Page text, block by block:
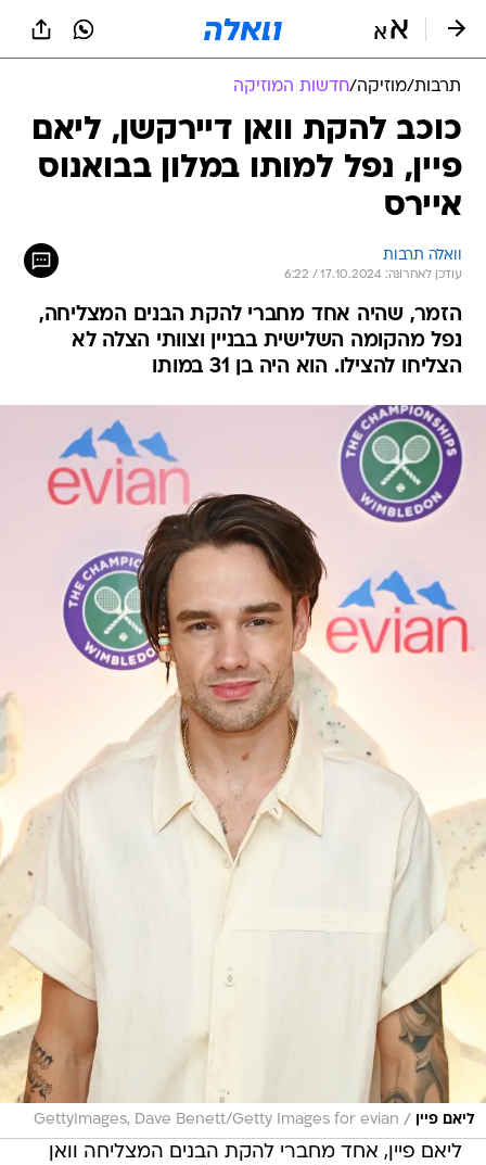
תרבות/מוזיקה/חדשות המוזיקה
כוכב להקת וואן דיירקשן, ליאם
פיין, נפל למותו במלון בבואנוס
איירס
וואלה תרבות
עודכן לאחרונה: 17.10.2024 / 6:22
הזמר, שהיה אחד מחברי להקת הבנים המצליחה,
נפל מהקומה השלישית בבניין וצוותי הצלה לא
הצליחו להצילו. הוא היה בן 31 במותו
ליאם פיין /
GettyImages, Dave Benett/Getty Images for evian
ליאם פיין, אחד מחברי להקת הבנים המצליחה וואן